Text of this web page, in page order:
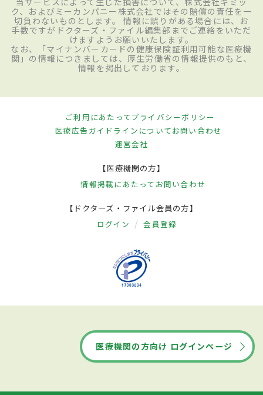
ク、およびミーカンパニー株式会社ではその賠償の責任を一
切負わないものとします。 情報に誤りがある場合には、お
手数ですがドクターズ・ファイル編集部までご連絡をいただ
けますようお願いいたします。
なお、「マイナンバーカードの健康保険証利用可能な医療機
関」の情報につきましては、厚生労働省の情報提供のもと、
情報を掲出しております。
ご利用にあたってプライバシーポリシー
医療広告ガイドラインについてお問い合わせ
運営会社
【医療機関の方】
情報掲載にあたって お問い合わせ
【ドクターズ・ファイル会員の方】
ログイン 会員登録
医療機関の方向け ログインページ